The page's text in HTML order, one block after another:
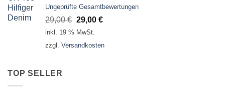
Bewertet
mit 3.50
von 5
Ungeprüfte Gesamtbewertungen
29,00€ Ursprünglicher
Preis
29,00 €Aktueller
inkl. 19 % MwSt.
zzgl. Versandkosten
TOP SELLER